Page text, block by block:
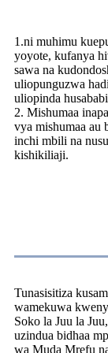
1.ni muhimu
yoyote, kufanya
sawa na
uliopunguzwa
uliopinda
2. Mishumaa
vya mishumaa au
inchi mbili na
kishikiliaji.
Tunasisitiza
wamekuwa
Soko la Juu la
uzindua bidhaa
wa Muda Mrefu